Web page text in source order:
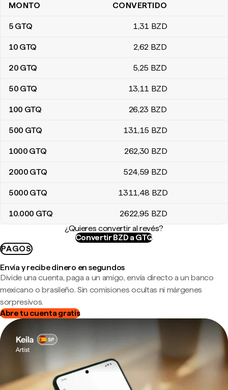
Tabla de conversión de quetzales guatemaltecos a dólares
MONTO CONVERTIDO
5 GTQ 1,31 BZD
10 GTQ 2,62 BZD
20 GTQ 5,25 BZD
50 GTQ 13,11 BZD
100 GTQ 26,23 BZD
500 GTQ 131,15 BZD
1000 GTQ 262,30 BZD
2000 GTQ 524,59 BZD
5000 GTQ 1311,48 BZD
10.000 GTQ 2622,95 BZD
¿Quieres convertir al revés?
Convertir BZD a GTQ
PAGOS
Envía y recibe dinero en segundos
Divide una cuenta, paga a un amigo, envía directo a un banco
mexicano o brasileño. Sin comisiones ocultas ni márgenes
sorpresivos.
Abre tu cuenta gratis